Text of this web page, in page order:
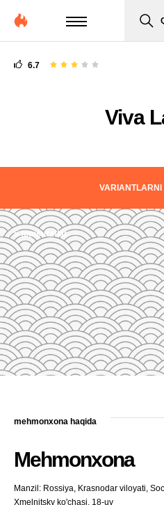
6.7
Viva
VARIANTLARNI
5 fotosuratlar
mehmonxona haqida
Mehmonxona
Manzil: Rossiya, Krasnodar viloyati,
Xmelnitsky ko'chasi, 18-uy